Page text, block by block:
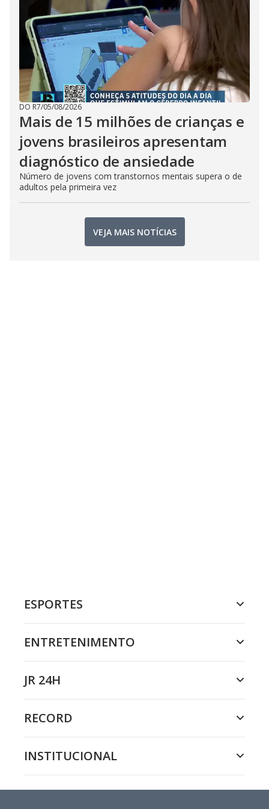
DO R7/05/08/2026
Mais de 15 milhões de crianças e
jovens brasileiros apresentam
diagnóstico de ansiedade
Número de jovens com transtornos mentais supera o de
adultos pela primeira vez
VEJA MAIS NOTÍCIAS
ESPORTES
ENTRETENIMENTO
JR 24H
RECORD
INSTITUCIONAL